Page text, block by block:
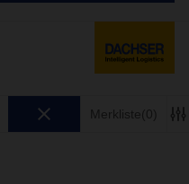
Merkliste(0)